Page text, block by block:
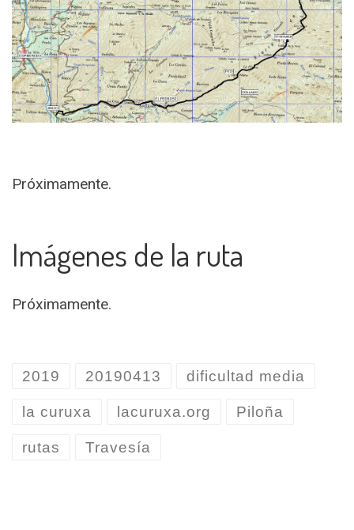
Próximamente.
Imágenes de la ruta
Próximamente.
2019 20190413 dificultad media
la curuxa lacuruxa.org Piloña
rutas Travesía